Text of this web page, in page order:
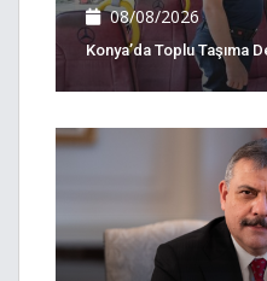
08/08/2026
Konya’da Toplu Taşıma